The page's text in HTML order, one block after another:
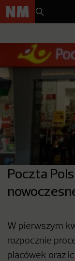
Poczta
W pierwszym
rozpocznie
placówek oraz